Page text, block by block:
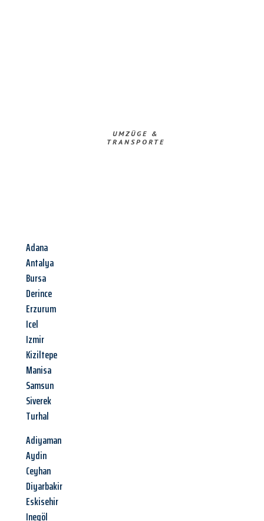
UMZÜGE &
TRANSPORTE
Adana
Antalya
Bursa
Derince
Erzurum
Icel
Izmir
Kiziltepe
Manisa
Samsun
Siverek
Turhal
Adiyaman
Aydin
Ceyhan
Diyarbakir
Eskisehir
Inegöl